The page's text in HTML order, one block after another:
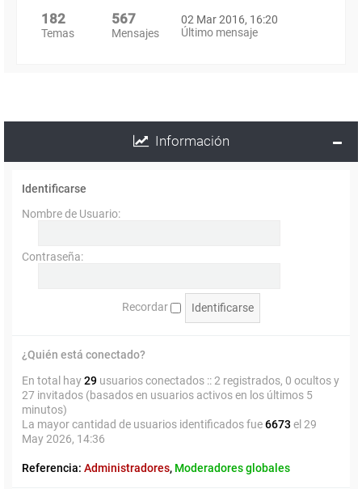
182
Temas
567
Mensajes
02 Mar 2016, 16:20
Último mensaje
Información
Identificarse
Nombre de Usuario:
Contraseña:
Recordar
¿Quién está conectado?
En total hay29 usuarios conectados :: 2 registrados, 0 ocultos y
27 invitados (basados en usuarios activos en los últimos 5
minutos)
La mayor cantidad de usuarios identificados fue6673 el 29
May 2026, 14:36
Referencia: Administradores, Moderadores globales